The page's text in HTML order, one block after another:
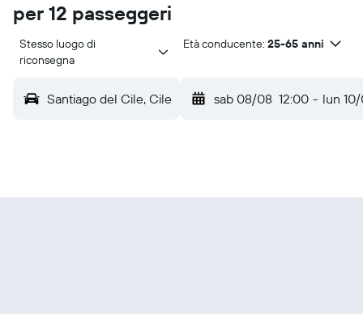
per 12 passeggeri
Stesso luogo di
riconsegna
Età conducente: 25-65 anni
Santiago del Cile, Cile sab 08/08 12:00 - lun